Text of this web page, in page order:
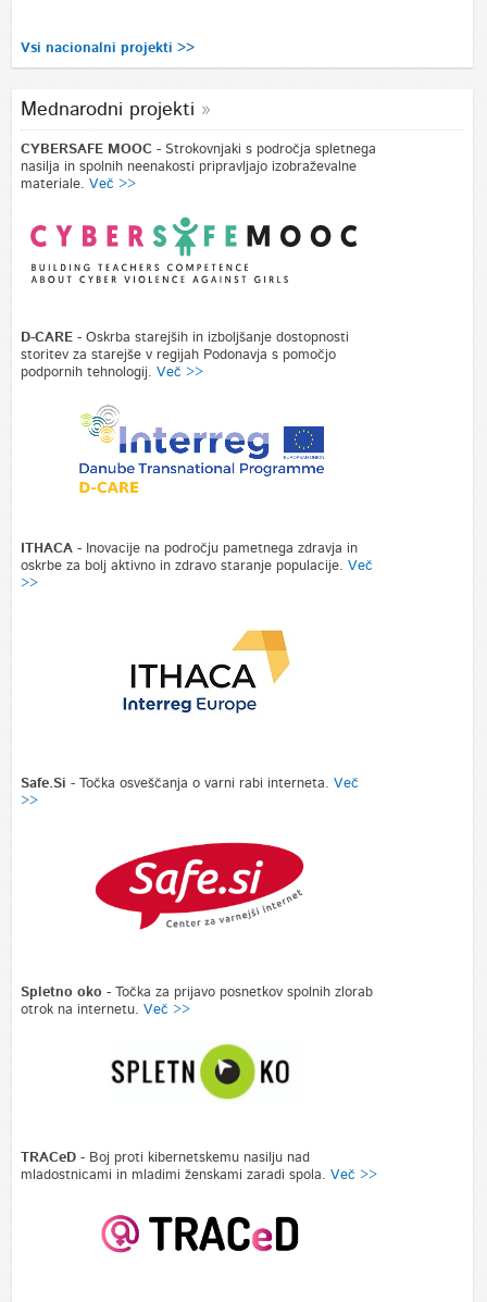
Vsi nacionalni projekti >>
Mednarodni projekti
CYBERSAFE MOOC - Strokovnjaki s področja spletnega
nasilja in spolnih neenakosti pripravljajo izobraževalne
materiale. Več >>
D-CARE- Oskrba starejših in izboljšanje dostopnosti
storitev za starejše v regijah Podonavja s pomočjo
podpornih tehnologij. Več >>
ITHACA- Inovacije na področju pametnega zdravja in
oskrbe za bolj aktivno in zdravo staranje populacije. Več
>>
Safe.Si - Točka osveščanja o varni rabi interneta. Več
>>
Spletno oko - Točka za prijavo posnetkov spolnih zlorab
otrok na internetu. Več >>
TRACeD- Boj proti kibernetskemu nasilju nad
mladostnicami in mladimi ženskami zaradi spola. Več >>